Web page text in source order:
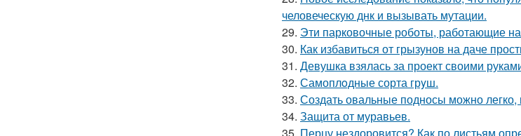
человеческую днк и вызывать мутации.
29. Эти парковочные роботы, работающие на
30. Как избавиться от грызунов на даче
31. Девушка взялась за проект своими
32. Самоплoдные сорта грyш.
33. Создать овальные подносы можно легко,
34. Защита от муравьев.